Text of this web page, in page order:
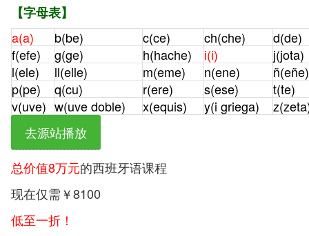
【字母表】
a(a)
b(be) c(ce) ch(che)
d(de)
f(efe)
g(ge) h(hache) i(i)
j(jota)
l(ele)
ll(elle) m(eme) n(ene)
ñ(eñe)
p(pe)
q(cu) r(ere) s(ese)
t(te)
v(uve) w(uve doble) x(equis) y(i griega)
去源站播放
总价值8万元的西班牙语课程
现在仅需￥8100
低至一折！